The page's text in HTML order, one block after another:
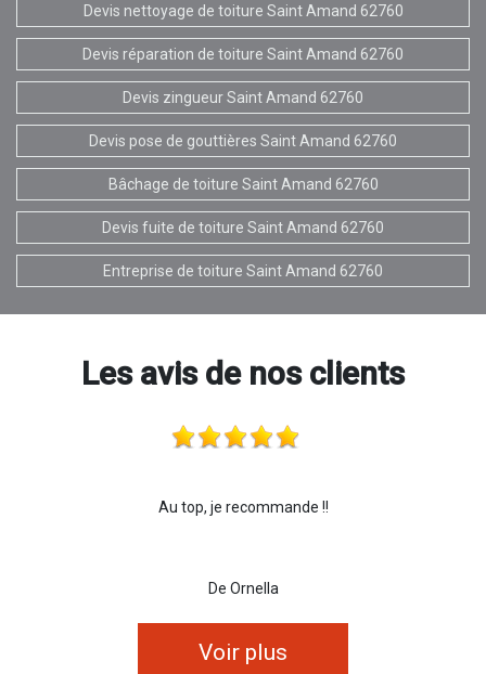
Devis nettoyage de toiture Saint Amand 62760
Devis réparation de toiture Saint Amand 62760
Devis zingueur Saint Amand 62760
Devis pose de gouttières Saint Amand 62760
Bâchage de toiture Saint Amand 62760
Devis fuite de toiture Saint Amand 62760
Entreprise de toiture Saint Amand 62760
Les avis de nos clients
Au top, je recommande !!
De Ornella
Voir plus